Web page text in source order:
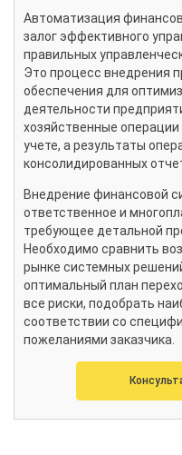
Автоматизация
залог эффективного
правильных
Это процесс внедрения
обеспечения для
деятельности
хозяйственные
учете, а результаты
консолидированных
Внедрение финансовой
ответственное и
требующее детальной
Необходимо сравнить
рынке системных
оптимальный план
все риски, подобрать
соответствии со
пожеланиями заказчика.